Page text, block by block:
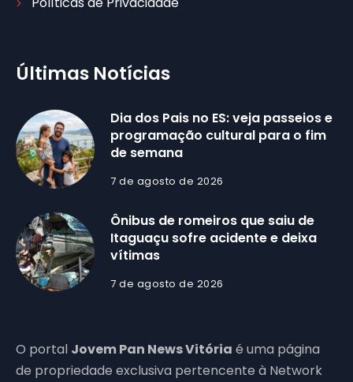
Últimas Notícias
Dia dos Pais no ES: veja passeios e
programação cultural para o fim
de semana
7 de agosto de 2026
Ônibus de romeiros que saiu de
Itaguaçu sofre acidente e deixa
vítimas
7 de agosto de 2026
O portal Jovem Pan News Vitória é uma página
de propriedade exclusiva pertencente à Network